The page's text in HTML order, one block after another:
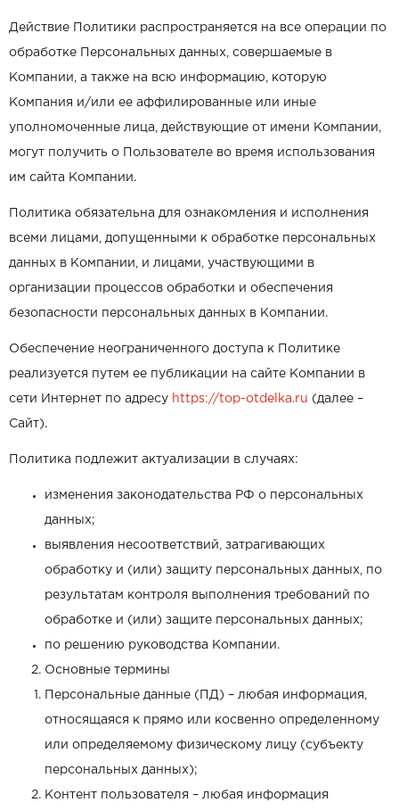
Действие Политики распространяется на все операции по
обработке Персональных данных, совершаемые в
Компании, а также на всю информацию, которую
Компания и/или ее аффилированные или иные
уполномоченные лица, действующие от имени Компании,
могут получить о Пользователе во время использования
им сайта Компании.
Политика обязательна для ознакомления и исполнения
всеми лицами, допущенными к обработке персональных
данных в Компании, и лицами, участвующими в
организации процессов обработки и обеспечения
безопасности персональных данных в Компании.
Обеспечение неограниченного доступа к Политике
реализуется путем ее публикации на сайте Компании в
сети Интернет по адресу https://top-otdelka.ru (далее –
Сайт).
Политика подлежит актуализации в случаях:
изменения законодательства РФ о персональных
данных;
выявления несоответствий, затрагивающих
обработку и (или) защиту персональных данных, по
результатам контроля выполнения требований по
обработке и (или) защите персональных данных;
по решению руководства Компании.
Основные термины
Персональные данные (ПД) – любая информация,
относящаяся к прямо или косвенно определенному
или определяемому физическому лицу (субъекту
персональных данных);
Контент пользователя – любая информация